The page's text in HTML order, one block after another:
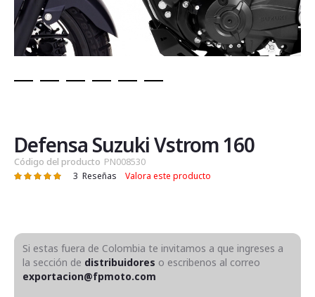
de
la
galería
de
Defensa Suzuki Vstrom 160
Código del producto PN008530
Valoración: 3 Reseñas Valora este producto
Si estas fuera de Colombia te invitamos a que ingreses a
la sección de distribuidores o escribenos al correo
exportacion@fpmoto.com